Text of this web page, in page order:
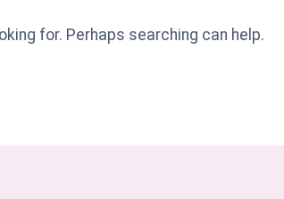
for. Perhaps searching can help.